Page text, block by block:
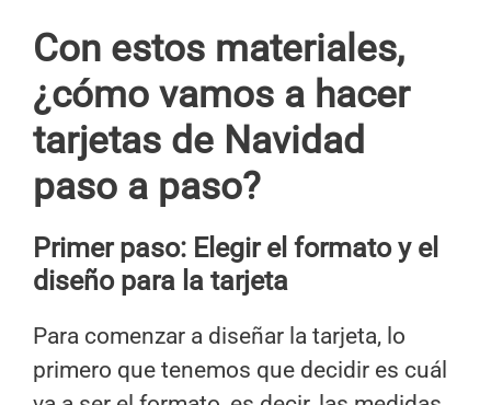
Con estos materiales,
¿cómo vamos a hacer
tarjetas de Navidad
paso a paso?
Primer paso: Elegir el formato y el
diseño para la tarjeta
Para comenzar a diseñar la tarjeta, lo
primero que tenemos que decidir es cuál